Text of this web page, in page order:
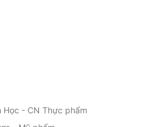
Học - CN Thực phẩm